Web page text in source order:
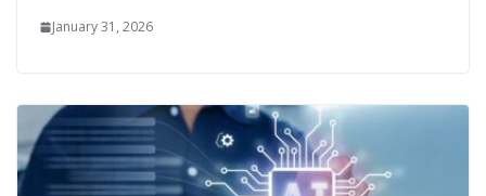
January 31, 2026